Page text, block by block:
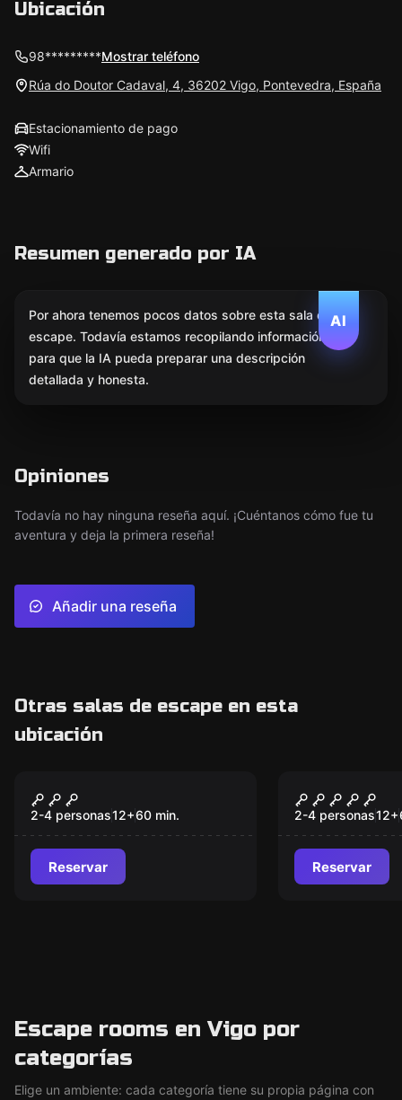
Ubicación
98*********Mostrar teléfono
Rúa do Doutor Cadaval, 4, 36202 Vigo, Pontevedra, España
Estacionamiento de pago
Wifi
Armario
Resumen generado por IA
AI
Por ahora tenemos pocos datos sobre esta sala de
escape. Todavía estamos recopilando información
para que la IA pueda preparar una descripción
detallada y honesta.
Opiniones
Todavía no hay ninguna reseña aquí. ¡Cuéntanos cómo fue tu
aventura y deja la primera reseña!
Añadir una reseña
Otras salas de escape en esta
ubicación
Chernobyl VR
2-4 personas12+60 min.
Reservar
Cyberpunk
2-4 personas12+
Reservar
Escape rooms en Vigo por
categorías
Elige un ambiente: cada categoría tiene su propia página con